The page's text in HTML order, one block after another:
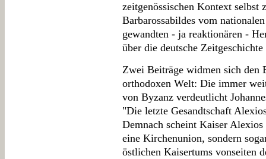
zeitgenössischen Kontext selbst
Barbarossabildes vom
gewandten - ja reaktionären -
über die deutsche
Zwei Beiträge widmen sich den
orthodoxen Welt: Die immer
von Byzanz verdeutlicht
"Die letzte Gesandtschaft
Demnach scheint Kaiser
eine Kirchenunion, sondern
östlichen Kaisertums vonseiten